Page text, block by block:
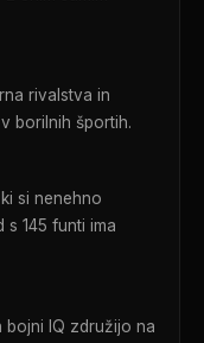
rivalstva in
borilnih športih.
si nenehno
145 funti ima
bojni IQ združijo na